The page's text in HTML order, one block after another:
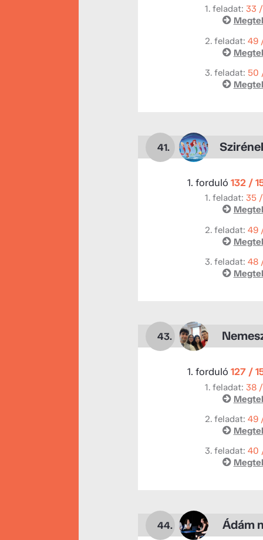
1. feladat: 33
2. feladat: 49
3. feladat: 50
41.
1. forduló 132 /
1. feladat: 35
2. feladat: 49
3. feladat: 48
43.
1. forduló 127 /
1. feladat: 38
2. feladat: 49
3. feladat: 40
44. Ádám